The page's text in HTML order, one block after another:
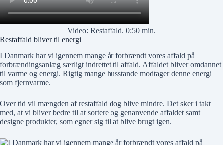
Video: Restaffald. 0:50 min.
Restaffald bliver til energi
I Danmark har vi igennem mange år forbrændt vores affald på
forbrændingsanlæg særligt indrettet til affald. Affaldet bliver omdannet
til varme og energi. Rigtig mange husstande modtager denne energi
som fjernvarme.
Over tid vil mængden af restaffald dog blive mindre. Det sker i takt
med, at vi bliver bedre til at sortere og genanvende affaldet samt
designe produkter, som egner sig til at blive brugt igen.